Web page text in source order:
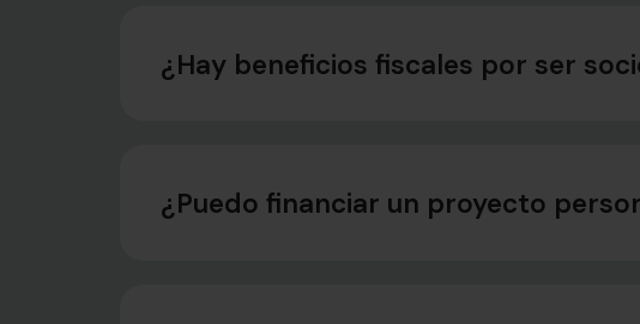
¿Hay beneficios fiscales por ser
¿Puedo financiar un proyecto